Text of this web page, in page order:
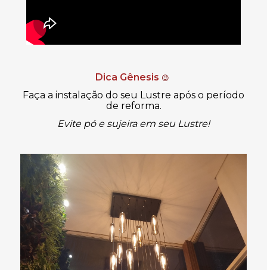
Dica Gênesis 😉
Faça a instalação do seu Lustre após o período
de reforma.
Evite pó e sujeira em seu Lustre!